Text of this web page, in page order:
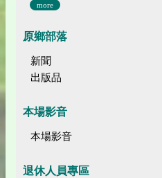
more
原鄉部落
新聞
出版品
本場影音
本場影音
退休人員專區